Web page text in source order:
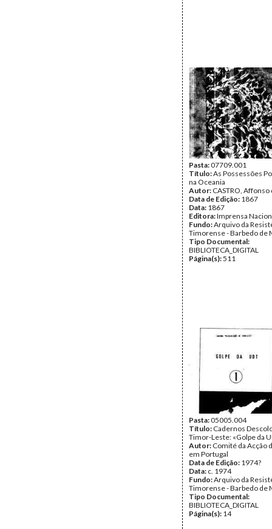
Pasta:07709.001
Título:As Possessões
na Oceania
Autor: CASTRO, Affonso
Data de Edição: 1867
Data: 1867
Editora:Imprensa
Fundo:Arquivo da
Timorense - Barbedo de
Tipo Documental:
BIBLIOTECA_DIGITAL
Página(s):511
Pasta:05005.004
Título: Cadernos
Timor-Leste: «Golpe da
Autor: Comité da Acção
em Portugal
Data de Edição: 1974?
Data: c. 1974
Fundo:Arquivo da
Timorense - Barbedo de
Tipo Documental:
BIBLIOTECA_DIGITAL
Página(s): 14